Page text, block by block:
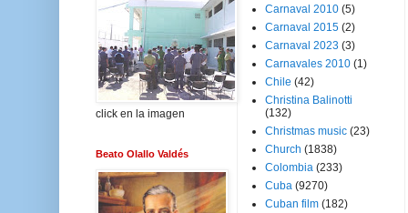
click en la imagen
Beato Olallo Valdés
Carnaval 2010 (5)
Carnaval 2015 (2)
Carnaval 2023 (3)
Carnavales 2010 (1)
Chile (42)
Christina Balinotti
(132)
Christmas music (23)
Church (1838)
Colombia (233)
Cuba (9270)
Cuban film (182)